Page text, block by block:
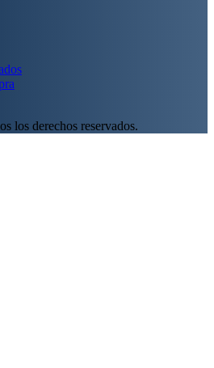
los derechos reservados.